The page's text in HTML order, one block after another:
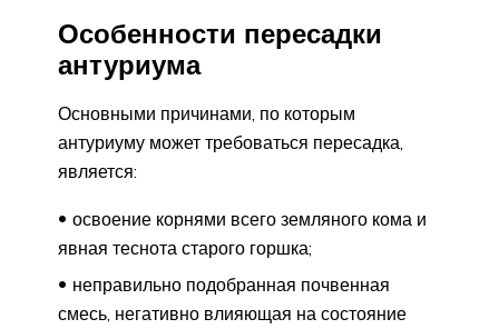
Особенности пересадки
антуриума
Основными причинами, по которым
антуриуму может требоваться пересадка,
является:
освоение корнями всего земляного кома и
явная теснота старого горшка;
неправильно подобранная почвенная
смесь, негативно влияющая на состояние